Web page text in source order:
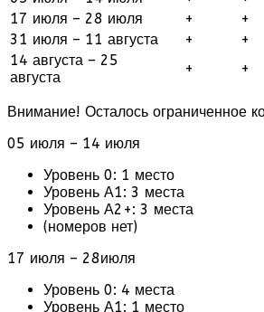
17 июля – 28 июля
+ +
31 июля – 11 августа
+ +
14 августа – 25
августа
+ +
Внимание! Осталось ограниченное
05 июля – 14 июля
Уровень 0: 1 место
Уровень А1: 3 места
Уровень А2+: 3 места
(номеров нет)
17 июля – 28июля
Уровень 0: 4 места
Уровень А1: 1 место